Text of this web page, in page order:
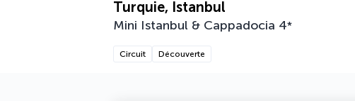
Turquie, Istanbul
Mini Istanbul & Cappadocia 4*
Circuit Découverte